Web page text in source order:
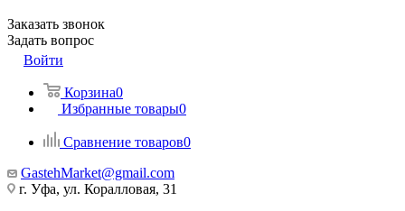
Заказать звонок
Задать вопрос
Войти
Корзина0
Избранные товары0
Сравнение товаров0
GastehMarket@gmail.com
г. Уфа, ул. Коралловая, 31